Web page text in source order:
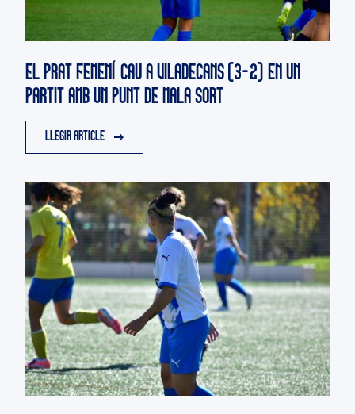
EL PRAT FEMENÍ CAU A VILADECANS (3-2) EN UN
PARTIT AMB UN PUNT DE MALA SORT
LLEGIR ARTICLE